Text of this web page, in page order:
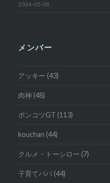
2024-05-08
メンバー
アッキー (43)
肉神 (48)
ポンコツGT (113)
kouchan (44)
クルメ・トーシロー (7)
子育てパパ (44)